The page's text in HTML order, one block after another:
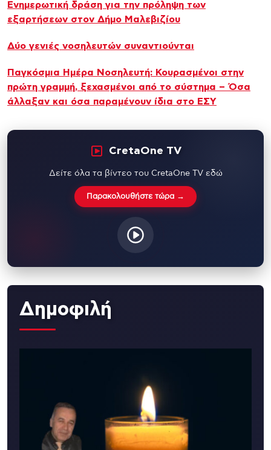
Ενημερωτική δράση για την πρόληψη των
εξαρτήσεων στον Δήμο Μαλεβιζίου
Δύο γενιές νοσηλευτών συναντιούνται
Παγκόσμια Ημέρα Νοσηλευτή: Κουρασμένοι στην
πρώτη γραμμή, ξεχασμένοι από το σύστημα – Όσα
άλλαξαν και όσα παραμένουν ίδια στο ΕΣΥ
CretaOne TV
Δείτε όλα τα βίντεο του CretaOne TV εδώ
Παρακολουθήστε τώρα →
Δημοφιλή